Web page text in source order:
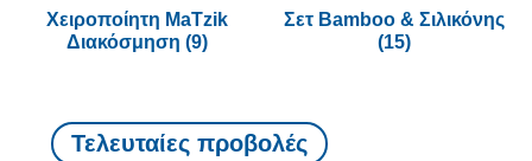
Χειροποίητη MaTzik
Διακόσμηση(9)
Σετ Bamboo & Σιλικόνης
(15)
Τελευταίες προβολές